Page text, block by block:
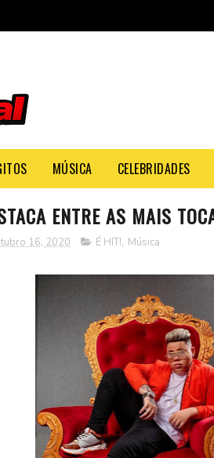
MÚSICA CELEBRIDADES
ENTRE AS MAIS
16, 2020 É HIT!, Música